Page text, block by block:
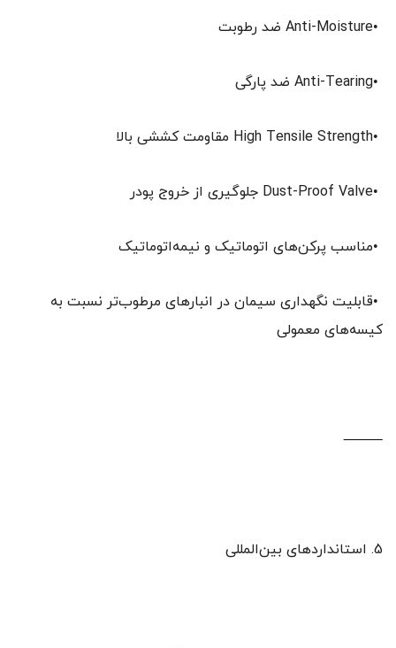
•Anti-Moisture ضد رطوبت
•Anti-Tearing ضد پارگی
•High Tensile Strength مقاومت کششی بالا
•Dust-Proof Valve جلوگیری از خروج پودر
•مناسب پرکن‌های اتوماتیک و نیمه‌اتوماتیک
•قابلیت نگهداری سیمان در انبارهای مرطوب‌تر نسبت به
کیسه‌های معمولی
⸻
5. استانداردهای بین‌المللی